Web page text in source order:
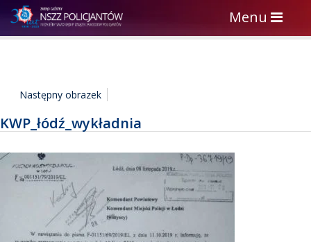
Toggle
navigation
Menu
Następny obrazek
KWP_łódź_wykładnia